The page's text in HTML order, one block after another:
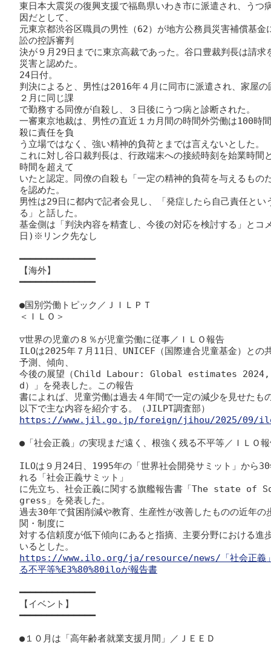
東日本大震災の復興支援で福島県いわき市に派遣され、うつ
因だとして、
元東京都渋谷区職員の男性（62）が地方公務員災害補償基
訟の控訴審判
決が９月29日までに東京高裁であった。谷口豊裁判長は請
災害と認めた。
24日付。
判決によると、男性は2016年４月に同市に派遣され、家屋
２月に同じ課
で勤務する同僚が自殺し、３日後にうつ病と診断された。
一審東京地裁は、男性の直近１カ月間の時間外労働は100時
殺に責任を負
う立場ではなく、強い精神的負荷とまでは言えないとした。
これに対し谷口裁判長は、行政端末への接続時刻を始業時間
時間を超えて
いたと認定。同僚の自殺も「一定の精神的負荷を与えるもの
を認めた。
男性は29日に都内で記者会見し、「発症したら自己責任と
る」と話した。
基金側は「判決内容を精査し、今後の対応を検討する」と
日)※リンク先なし
━━━━━━━━━━━━━━
【海外】
━━━━━━━━━━━━━━
●国別労働トピック／ＪＩＬＰＴ
＜ＩＬＯ＞
▽世界の児童の８％が児童労働に従事／ＩＬＯ報告
ILOは2025年７月11日、 UNICEF （国際連合児童基金）と
予測、傾向、
今後の展望（Child Labour: Global estimates
d）」を発表した。この報告
書によれば、児童労働は過去４年間で一定の減少を見せたも
https://www.jil.go.jp/foreign/jihou/2025/09/
●「社会正義」の実現まだ遠く、根強く残る不平等／ＩＬＯ
ILOは９月24日、1995年の「世界社会開発サミット」から
れる「社会正義サミット」
に先立ち、社会正義に関する旗艦報告書「The state of
gress 」を発表した。
過去30年で貧困削減や教育、生産性が改善したものの近年
関・制度に
対する信頼度が低下傾向にあると指摘、主要分野における進
https://www.ilo.org/ja/resource/news/「社会正義」の
る不平等%E3%80%80iloが報告書
━━━━━━━━━━━━━━
【イベント】
━━━━━━━━━━━━━━
●１０月は「高年齢者就業支援月間」／ＪＥＥＤ